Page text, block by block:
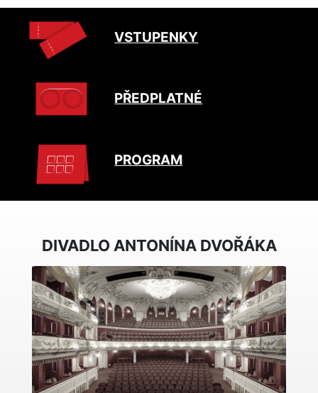
VSTUPENKY
PŘEDPLATNÉ
PROGRAM
DIVADLO ANTONÍNA DVOŘÁKA